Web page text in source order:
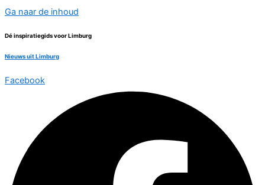
Ga naar de inhoud
Dé inspiratiegids voor Limburg
Nieuws uit Limburg
Facebook